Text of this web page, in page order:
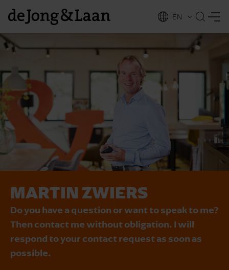
EN
NL
MARTIN ZWIERS
Do you have a question or want to speak to me?
Then contact me without obligation. I will
respond to your contact request as soon as
possible.